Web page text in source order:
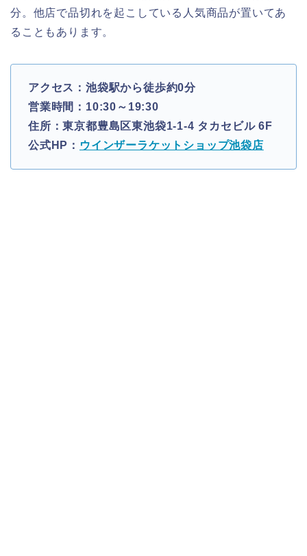
分。他店で品切れを起こしている人気商品が置いてあ
ることもあります。
アクセス：池袋駅から徒歩約0分
営業時間：10:30～19:30
住所：東京都豊島区東池袋1-1-4 タカセビル 6F
公式HP： ウインザーラケットショップ池袋店